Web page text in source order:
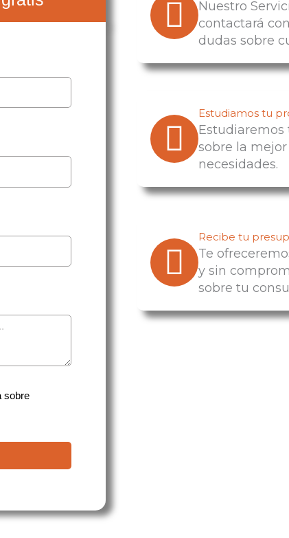
sobre
Nuestro
contactará
dudas sobre
Estudiamos tu
Estudiaremos
sobre la
necesidades.
Recibe tu
Te
y sin
sobre tu